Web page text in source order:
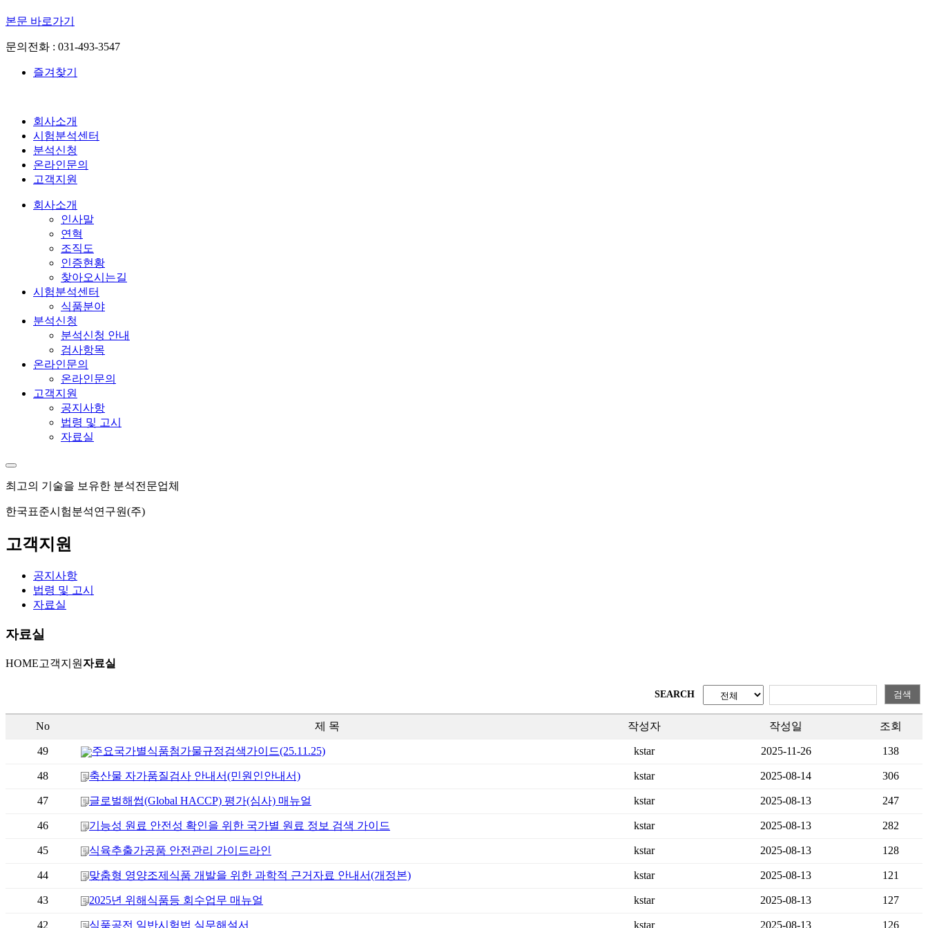
본문 바로가기
문의전화 : 031-493-3547
즐겨찾기
회사소개
시험분석센터
분석신청
온라인문의
고객지원
회사소개
인사말
연혁
조직도
인증현황
찾아오시는길
시험분석센터
식품분야
분석신청
분석신청 안내
검사항목
온라인문의
온라인문의
고객지원
공지사항
법령 및 고시
자료실
최고의 기술을 보유한 분석전문업체
한국표준시험분석연구원(주)
고객지원
공지사항
법령 및 고시
자료실
자료실
HOME고객지원자료실
SEARCH 검색
No 제 목 작성자 작성일 조회
49 주요국가별식품첨가물규정검색가이드(25.11.25) kstar 2025-11-26 138
48 축산물 자가품질검사 안내서(민원인안내서) kstar 2025-08-14 306
47 글로벌해썹(Global HACCP) 평가(심사) 매뉴얼 kstar 2025-08-13 247
46 기능성 원료 안전성 확인을 위한 국가별 원료 정보 검색 가이드 kstar 2025-08-13 282
45 식육추출가공품 안전관리 가이드라인 kstar 2025-08-13 128
44 맞춤형 영양조제식품 개발을 위한 과학적 근거자료 안내서(개정본) kstar 2025-08-13 121
43 2025년 위해식품등 회수업무 매뉴얼 kstar 2025-08-13 127
42 식품공전 일반시험법 실무해설서 kstar 2025-08-13 126